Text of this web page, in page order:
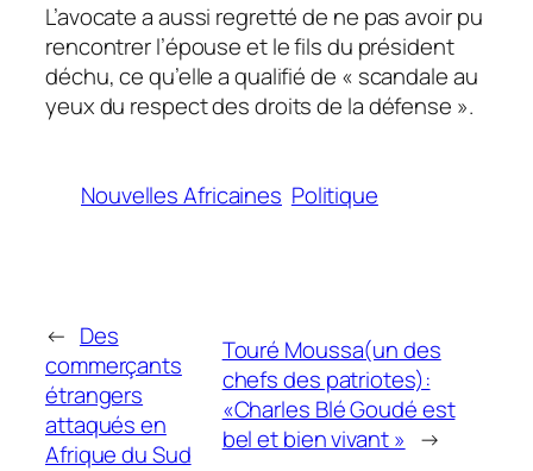
L’avocate a aussi regretté de ne pas avoir pu
rencontrer l’épouse et le fils du président
déchu, ce qu’elle a qualifié de « scandale au
yeux du respect des droits de la défense ».
Nouvelles Africaines Politique
← Des
commerçants
étrangers
attaqués en
Afrique du Sud
Touré Moussa(un des
chefs des patriotes):
«Charles Blé Goudé est
bel et bien vivant » →